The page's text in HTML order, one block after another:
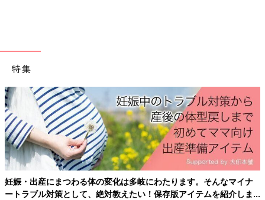
お風呂から上がって濡れたままの赤ちゃんを寝かせて拭けるマッ
ト。吸水性に優れたふかふかマットだから赤ちゃんも快適。
成長とともにジッとしていることが苦手だったり、顔にお水がか
特集
妊娠・出産にまつわる体の変化は多岐にわたります。そんなマイナ
ートラブル対策として、絶対教えたい！保存版アイテムを紹介しま